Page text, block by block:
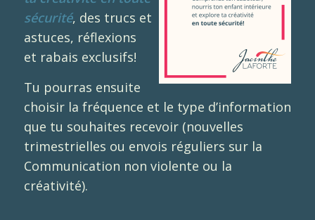
sécurité, des trucs et
astuces, réflexions
et rabais exclusifs!
Tu pourras ensuite
choisir la fréquence et le type d’information
que tu souhaites recevoir (nouvelles
trimestrielles ou envois réguliers sur la
Communication non violente ou la
créativité).